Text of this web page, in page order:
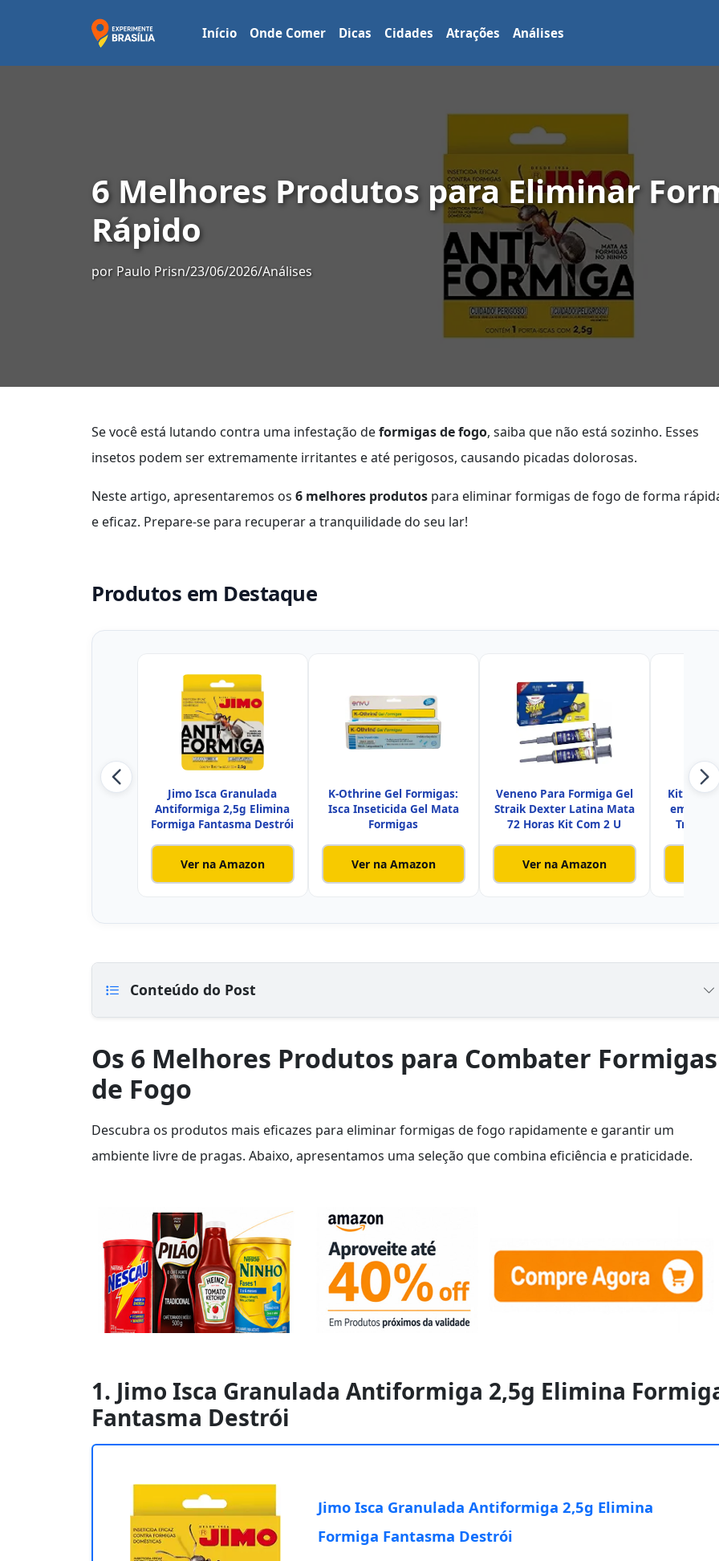
Início Onde Comer Dicas Cidades Atrações Análises
6 Melhores Produtos para Eliminar
Rápido
por Paulo Prisn/23/06/2026/Análises
Se você está lutando contra uma infestação deformigas de fogo, saiba que não está sozinho. Esses
insetos podem ser extremamente irritantes e até perigosos, causando picadas dolorosas.
Neste artigo, apresentaremos os 6 melhores produtos para eliminar formigas de fogo de forma
e eficaz. Prepare-se para recuperar a tranquilidade do seu lar!
Produtos em Destaque
Jimo Isca Granulada
Antiformiga 2,5g Elimina
Formiga Fantasma Destrói
Ver na Amazon
K-Othrine Gel Formigas:
Isca Inseticida Gel Mata
Formigas
Ver na Amazon
Veneno Para Formiga Gel
Straik Dexter Latina Mata
72 Horas Kit Com 2 U
Ver na Amazon
Kit com
em Pó
Traças
Conteúdo do Post
Os 6 Melhores Produtos para Combater Formigas
de Fogo
Descubra os produtos mais eficazes para eliminar formigas de fogo rapidamente e garantir um
ambiente livre de pragas. Abaixo, apresentamos uma seleção que combina eficiência e praticidade.
1. Jimo Isca Granulada Antiformiga 2,5g Elimina
Fantasma Destrói
Jimo Isca Granulada Antiformiga 2,5g Elimina
Formiga Fantasma Destrói